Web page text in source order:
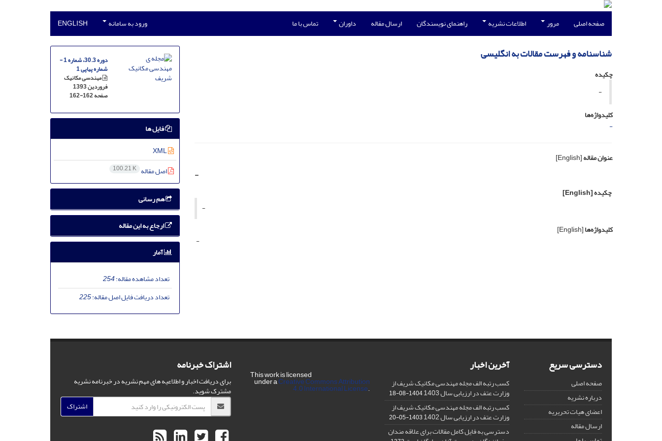
صفحه اصلی مرور اطلاعات نشریه راهنمای نویسندگان ارسال مقاله داوران تماس با ما ورود به سامانه ENGLISH
شناسنامه و فهرست مقالات به انگلیسی
چکیده
-
کلیدواژه‌ها
-
عنوان مقاله[English]
-
چکیده[English]
-
کلیدواژه‌ها[English]
-
دوره 30.3، شماره 1 -
شماره پیاپی 1
مهندسی مکانیک
فروردین 1393
صفحه162-162
فایل ها
XML
اصل مقاله 100.21 K
هم رسانی
ارجاع به این مقاله
آمار
تعداد مشاهده مقاله:254
تعداد دریافت فایل اصل مقاله:225
دسترسی سریع
صفحه اصلی
درباره نشریه
اعضای هیات تحریریه
ارسال مقاله
آخرین اخبار
کسب رتبه الف مجله مهندسی مکانیک شریف از
وزارت عتف در ارزیابی سال 1403 1404-08-18
کسب رتبه الف مجله مهندسی مکانیک شریف از
وزارت عتف در ارزیابی سال 1402 1403-05-20
دسترسی به فایل کامل مقالات برای علاقه مندان
This work is licensed
under aCreative Commons Attribution
4.0 International License.
اشتراک خبرنامه
برای دریافت اخبار و اطلاعیه های مهم نشریه در خبرنامه نشریه
مشترک شوید.
اشتراک